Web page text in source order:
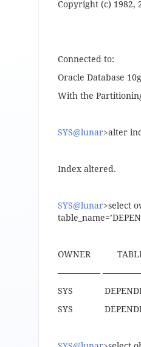
Copyright (c) 1982,
Connected to:
Oracle Database
With the
SYS@lunar>alter
Index altered.
SYS@lunar>select
OWNER
—————
SYS
SYS